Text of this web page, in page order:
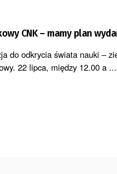
CNK – mamy plan
do odkrycia świata nauki –
22 lipca, między 12.00 a ...